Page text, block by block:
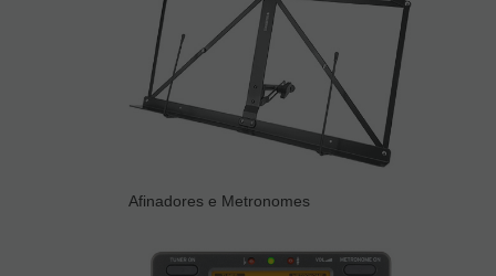
Afinadores e Metronomes